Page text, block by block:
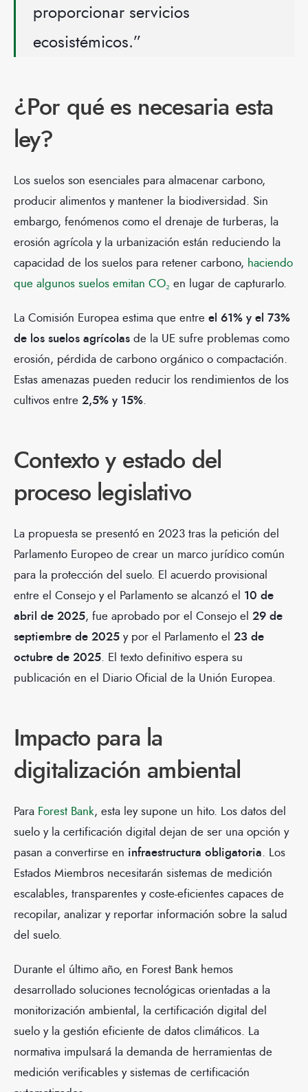
proporcionar servicios
ecosistémicos.”
¿Por qué es necesaria esta
ley?
Los suelos son esenciales para almacenar carbono,
producir alimentos y mantener la biodiversidad. Sin
embargo, fenómenos como el drenaje de turberas, la
erosión agrícola y la urbanización están reduciendo la
capacidad de los suelos para retener carbono, haciendo
que algunos suelos emitan CO₂ en lugar de capturarlo.
La Comisión Europea estima que entre el 61% y el 73%
de los suelos agrícolas de la UE sufre problemas como
erosión, pérdida de carbono orgánico o compactación.
Estas amenazas pueden reducir los rendimientos de los
cultivos entre 2,5% y 15%.
Contexto y estado del
proceso legislativo
La propuesta se presentó en 2023 tras la petición del
Parlamento Europeo de crear un marco jurídico común
para la protección del suelo. El acuerdo provisional
entre el Consejo y el Parlamento se alcanzó el 10 de
abril de 2025, fue aprobado por el Consejo el 29 de
septiembre de 2025 y por el Parlamento el 23 de
octubre de 2025. El texto definitivo espera su
publicación en el Diario Oficial de la Unión Europea.
Impacto para la
digitalización ambiental
Para Forest Bank, esta ley supone un hito. Los datos del
suelo y la certificación digital dejan de ser una opción y
pasan a convertirse en infraestructura obligatoria. Los
Estados Miembros necesitarán sistemas de medición
escalables, transparentes y coste-eficientes capaces de
recopilar, analizar y reportar información sobre la salud
del suelo.
Durante el último año, en Forest Bank hemos
desarrollado soluciones tecnológicas orientadas a la
monitorización ambiental, la certificación digital del
suelo y la gestión eficiente de datos climáticos. La
normativa impulsará la demanda de herramientas de
medición verificables y sistemas de certificación